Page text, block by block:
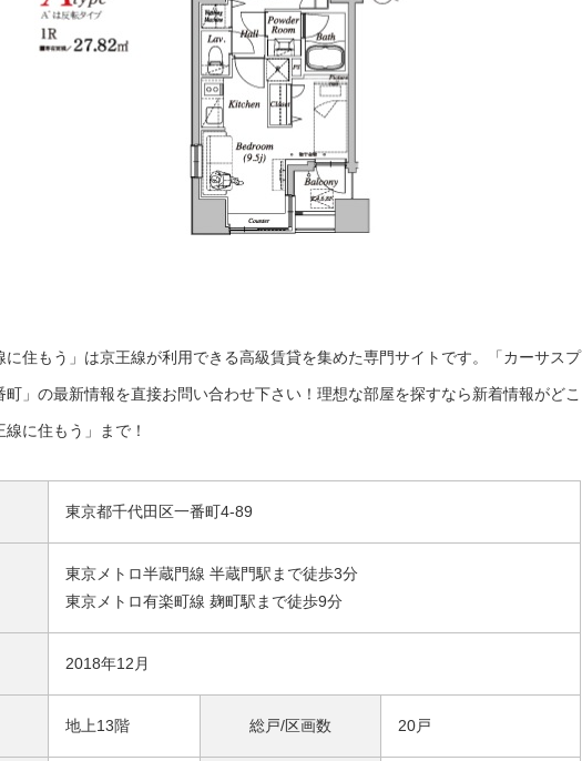
に住もう」は京王線が利用できる高級賃貸を集めた専門サイトです。「カーサスプ
町」の最新情報を直接お問い合わせ下さい！理想な部屋を探すなら新着情報がどこ
に住もう」まで！
東京都千代田区一番町4-89
東京メトロ半蔵門線 半蔵門駅まで徒歩3分
東京メトロ有楽町線 麹町駅まで徒歩9分
2018年12月
地上13階 総戸/区画数 20戸